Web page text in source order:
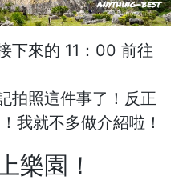
下來的 11：00 前往
拍照這件事了！反正
我就不多做介紹啦！
樂園！